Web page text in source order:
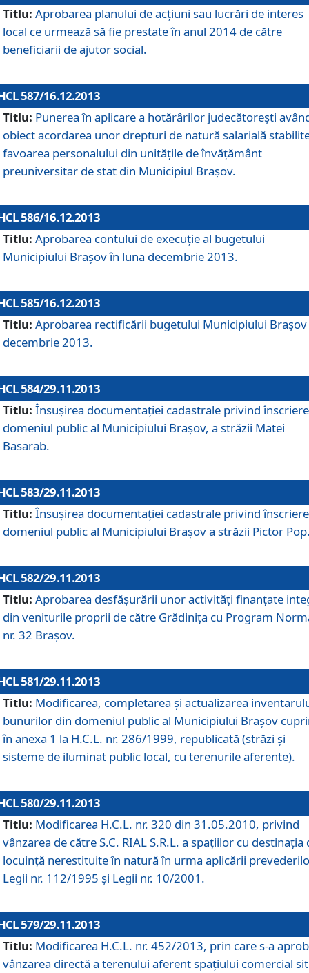
Titlu: Aprobarea planului de acţiuni sau lucrări de interes
local ce urmează să fie prestate în anul 2014 de către
beneficiarii de ajutor social.
587/16.12.2013
Titlu: Punerea în aplicare a hotărârilor judecătoreşti
obiect acordarea unor drepturi de natură salarială
favoarea personalului din unităţile de învăţământ
preuniversitar de stat din Municipiul Braşov.
586/16.12.2013
Titlu: Aprobarea contului de execuţie al bugetului
Municipiului Braşov în luna decembrie 2013.
585/16.12.2013
Titlu: Aprobarea rectificării bugetului Municipiului Braşov
decembrie 2013.
584/29.11.2013
Titlu: Însuşirea documentaţiei cadastrale privind
domeniul public al Municipiului Braşov, a străzii Matei
Basarab.
583/29.11.2013
Titlu: Însuşirea documentaţiei cadastrale privind
domeniul public al Municipiului Braşov a străzii Pictor
582/29.11.2013
Titlu: Aprobarea desfăşurării unor activităţi finanţate
din veniturile proprii de către Grădiniţa cu Program
nr. 32 Braşov.
581/29.11.2013
Titlu: Modificarea, completarea şi actualizarea
bunurilor din domeniul public al Municipiului Braşov
în anexa 1 la H.C.L. nr. 286/1999, republicată (străzi şi
sisteme de iluminat public local, cu terenurile aferente).
580/29.11.2013
Titlu: Modificarea H.C.L. nr. 320 din 31.05.2010, privind
vânzarea de către S.C. RIAL S.R.L. a spaţiilor cu destinaţia
locuinţă nerestituite în natură în urma aplicării
Legii nr. 112/1995 şi Legii nr. 10/2001.
579/29.11.2013
Titlu: Modificarea H.C.L. nr. 452/2013, prin care s-a
vânzarea directă a terenului aferent spaţiului comercial